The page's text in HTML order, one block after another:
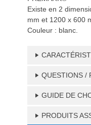
Existe en 2
mm et 1200 x 600
Couleur : blanc.
QUESTIONS /
GUIDE DE
PRODUITS